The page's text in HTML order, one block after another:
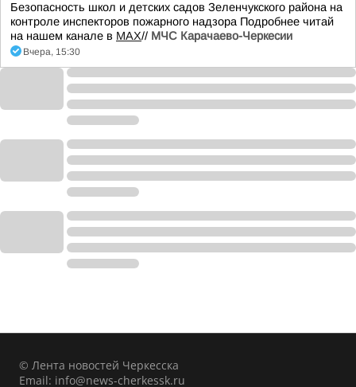
Безопасность школ и детских садов Зеленчукского района на
контроле инспекторов пожарного надзора Подробнее читай
на нашем канале в MAX// МЧС Карачаево-Черкесии
Вчера, 15:30
© Лента новостей Черкесска
Email: info@news-cherkessk.ru